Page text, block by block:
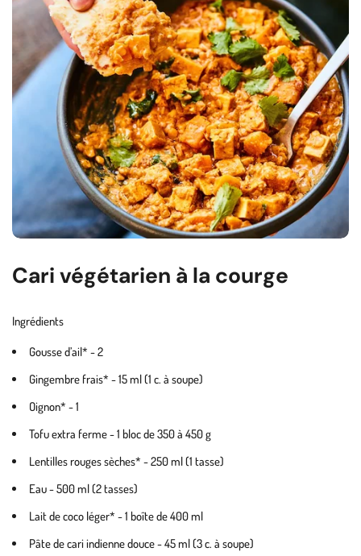
Cari végétarien à la courge
Ingrédients
Gousse d’ail* - 2
Gingembre frais* - 15 ml (1 c. à soupe)
Oignon* - 1
Tofu extra ferme - 1 bloc de 350 à 450 g
Lentilles rouges sèches* - 250 ml (1 tasse)
Eau - 500 ml (2 tasses)
Lait de coco léger* - 1 boîte de 400 ml
Pâte de cari indienne douce - 45 ml (3 c. à soupe)